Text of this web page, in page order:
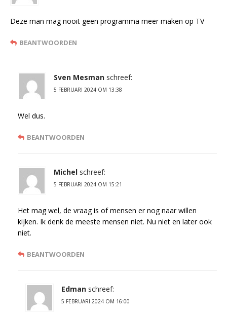
Deze man mag nooit geen programma meer maken op TV
BEANTWOORDEN
Sven Mesman schreef:
5 FEBRUARI 2024 OM 13:38
Wel dus.
BEANTWOORDEN
Michel schreef:
5 FEBRUARI 2024 OM 15:21
Het mag wel, de vraag is of mensen er nog naar willen
kijken. Ik denk de meeste mensen niet. Nu niet en later ook
niet.
BEANTWOORDEN
Edman schreef:
5 FEBRUARI 2024 OM 16:00